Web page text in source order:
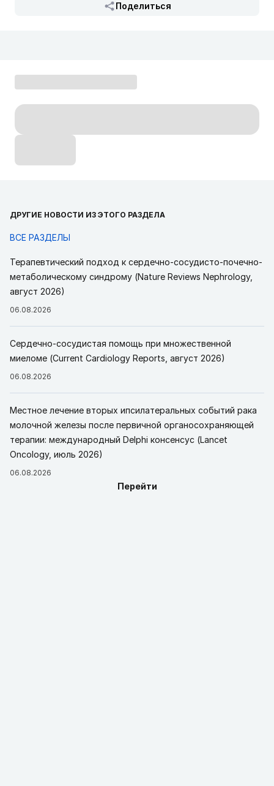
Поделиться
ДРУГИЕ НОВОСТИ ИЗ ЭТОГО РАЗДЕЛА
ВСЕ РАЗДЕЛЫ
Терапевтический подход к сердечно-сосудисто-почечно-
метаболическому синдрому (Nature Reviews Nephrology,
август 2026)
06.08.2026
Сердечно-сосудистая помощь при множественной
миеломе (Current Cardiology Reports, август 2026)
06.08.2026
Местное лечение вторых ипсилатеральных событий рака
молочной железы после первичной органосохраняющей
терапии: международный Delphi консенсус (Lancet
Oncology, июль 2026)
06.08.2026
Перейти